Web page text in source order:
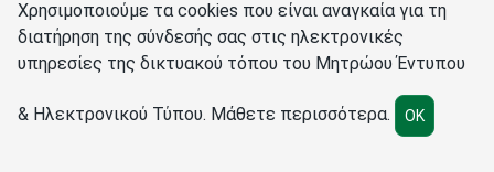
Ρυθμίσεις cookies
Χρησιμοποιούμε τα cookies που είναι αναγκαία για τη
διατήρηση της σύνδεσής σας στις ηλεκτρονικές
υπηρεσίες της δικτυακού τόπου του Μητρώου Έντυπου
& Ηλεκτρονικού Τύπου. Μάθετε περισσότερα. OK